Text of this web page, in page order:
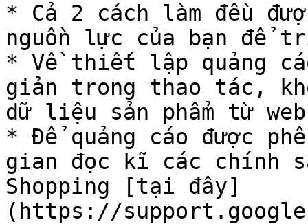
* Cả 2 cách làm đều
nguồn lực của bạn để
* Về thiết lập quảng
giản trong thao tác,
dữ liệu sản phẩm từ
* Để quảng cáo được
gian đọc kĩ các chính
Shopping [tại đây]
(https://